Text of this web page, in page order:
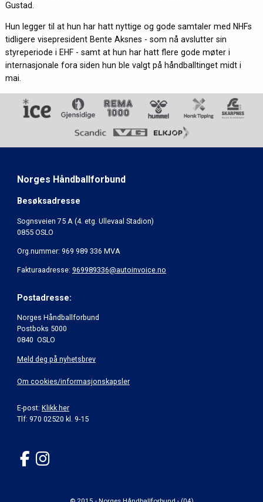
Gustad.
Hun legger til at hun har hatt nyttige og gode samtaler med NHFs
tidligere visepresident Bente Aksnes - som nå avslutter sin
styreperiode i EHF - samt at hun har hatt flere gode møter i
internasjonale fora siden hun ble valgt på håndballtinget midt i
mai.
Norges Håndballforbund
Besøksadresse
Sognsveien 75 A (4. etg. Ullevaal Stadion)
0855 OSLO
Org.nummer: 969 989 336 MVA
Fakturaadresse: 969989336@autoinvoice.no
Postadresse:
Norges Håndballforbund
Postboks 5000
0840 OSLO
Meld deg på nyhetsbrev
Om cookies/informasjonskapsler
E-post: Klikk her
Tlf: 970 02520 kl. 9-15